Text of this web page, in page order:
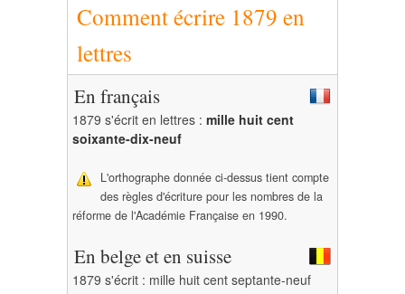
Comment écrire 1879 en
lettres
En français
1879 s'écrit en lettres : mille huit cent
soixante-dix-neuf
L'orthographe donnée ci-dessus tient compte
des règles d'écriture pour les nombres de la
réforme de l'Académie Française en 1990.
En belge et en suisse
1879 s'écrit : mille huit cent septante-neuf